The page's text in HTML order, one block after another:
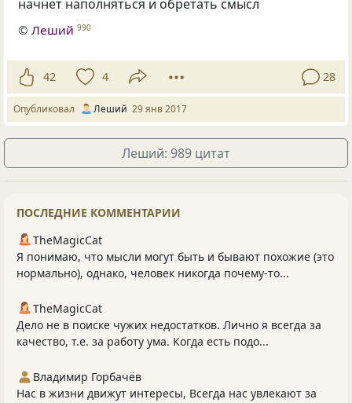
начнёт наполняться и обретать смысл
©Леший 990
42 4 28
Опубликовал Леший 29 янв 2017
Леший: 989 цитат
ПОСЛЕДНИЕ КОММЕНТАРИИ
TheMagicCat
Я понимаю, что мысли могут быть и бывают похожие (это
нормально), однако, человек никогда почему-то...
TheMagicCat
Дело не в поиске чужих недостатков. Лично я всегда за
качество, т.е. за работу ума. Когда есть подо...
Владимир Горбачёв
Нас в жизни движут интересы, Всегда нас увлекают за